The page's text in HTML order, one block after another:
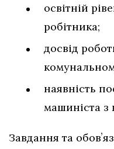
освітній
робітника;
досвід
наявність
машиніста з
Завдання та